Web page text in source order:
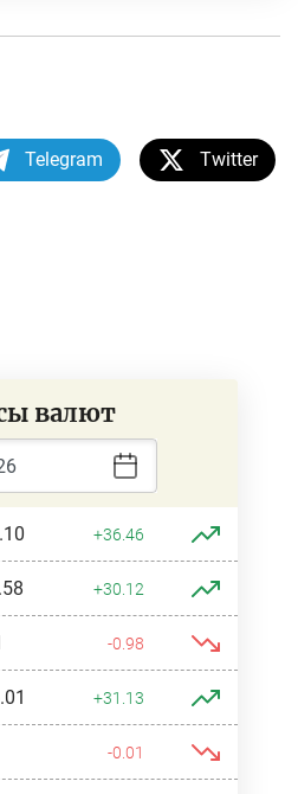
Telegram Twitter
валют
+36.46
+30.12
-0.98
+31.13
-0.01